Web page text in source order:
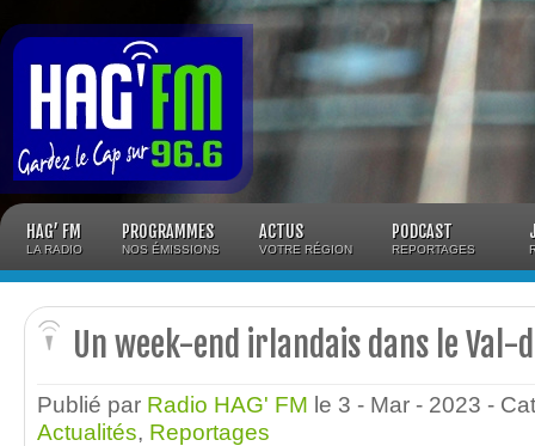
HAG’ FM
LA RADIO
PROGRAMMES
NOS ÉMISSIONS
ACTUS
VOTRE RÉGION
PODCAST
REPORTAGES
Un week-end irlandais dans le Val-
Publié par Radio HAG' FM le 3 - Mar - 2023 -
Actualités, Reportages
Panneau de gestion des cookies